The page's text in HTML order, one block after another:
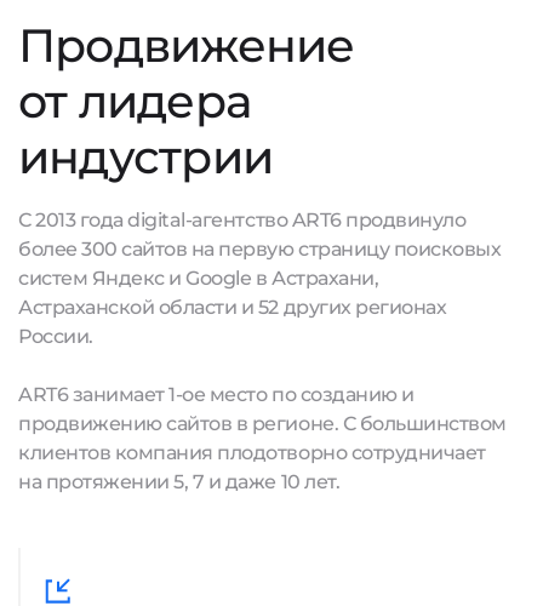
Продвижение
от лидера
индустрии
С 2013 года digital-агентство ART6 продвинуло
более 300 сайтов на первую страницу поисковых
систем Яндекс и Google в Астрахани,
Астраханской области и 52 других регионах
России.
ART6 занимает 1-ое место по созданию и
продвижению сайтов в регионе. С большинством
клиентов компания плодотворно сотрудничает
на протяжении 5, 7 и даже 10 лет.